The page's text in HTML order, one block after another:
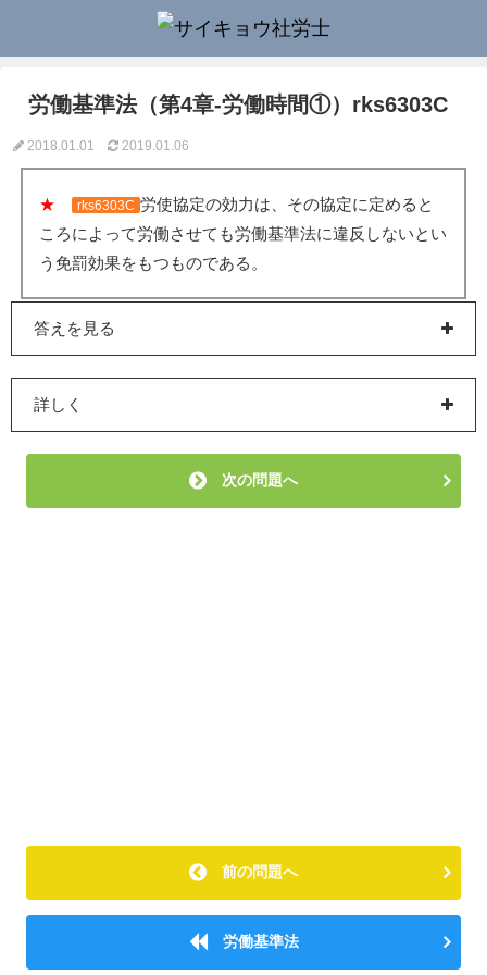
労働基準法（第4章-労働時間①）rks6303C
2018.01.01 2019.01.06
★ rks6303C 労使協定の効力は、その協定に定めると
ころによって労働させても労働基準法に違反しないとい
う免罰効果をもつものである。
答えを見る
詳しく
次の問題へ
前の問題へ
労働基準法